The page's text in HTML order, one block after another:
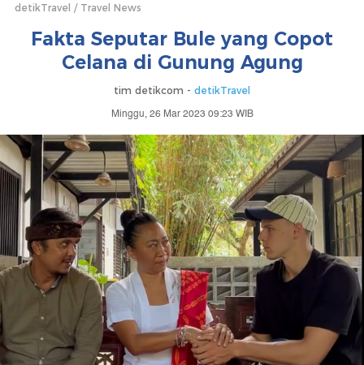
detikTravel Travel News
Fakta Seputar Bule yang Copot
Celana di Gunung Agung
tim detikcom - detikTravel
Minggu, 26 Mar 2023 09:23 WIB